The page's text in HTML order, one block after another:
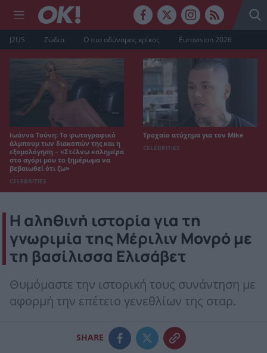
J2US Ζώδια Ο πιο αδύναμος κρίκος Eurovision 2026
Ιωάννα Τούνη: Το φωτογραφικό
άλμπουμ των διακοπών της και η
εξομολόγηση – «Στέλνω καλημέρα
στο αγόρι μου το ξημέρωμα να
βεβαιωθεί ότι ζω»
CELEBRITIES
Τροχαίο ατύχημα για τον Mike
CELEBRITIES
H αληθινή ιστορία για τη
γνωριμία της Μέριλιν Μονρό με
τη βασίλισσα Ελισάβετ
Θυμόμαστε την ιστορική τους συνάντηση με
αφορμή την επέτειο γενεθλίων της σταρ.
SHARE